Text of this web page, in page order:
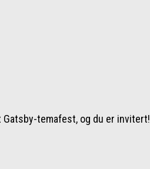
temafest, og du er invitert!